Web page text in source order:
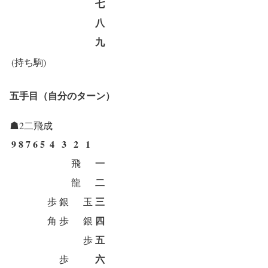
七
八
九
(持ち駒)
五手目（自分のターン）
☗2二飛成
98765 4 3 2 1
飛 一
龍 二
歩銀 玉 三
角 歩 銀 四
歩五
歩 六